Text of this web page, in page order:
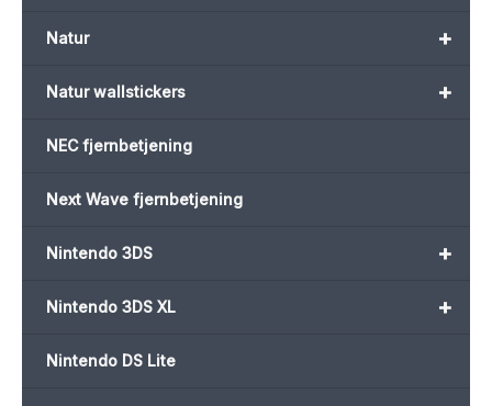
+
Natur
+
Natur wallstickers
NEC fjernbetjening
Next Wave fjernbetjening
+
Nintendo 3DS
+
Nintendo 3DS XL
Nintendo DS Lite